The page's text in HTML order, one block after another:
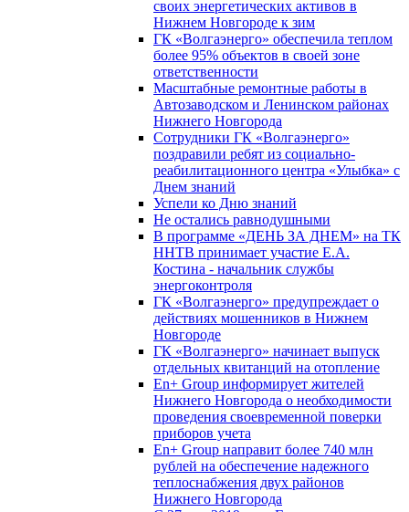
своих энергетических активов в
Нижнем Новгороде к зим
ГК «Волгаэнерго» обеспечила теплом
более 95% объектов в своей зоне
ответственности
Масштабные ремонтные работы в
Автозаводском и Ленинском районах
Нижнего Новгорода
Сотрудники ГК «Волгаэнерго»
поздравили ребят из социально-
реабилитационного центра «Улыбка» с
Днем знаний
Успели ко Дню знаний
Не остались равнодушными
В программе «ДЕНЬ ЗА ДНЕМ» на ТК
ННТВ принимает участие Е.А.
Костина - начальник службы
энергоконтроля
ГК «Волгаэнерго» предупреждает о
действиях мошенников в Нижнем
Новгороде
ГК «Волгаэнерго» начинает выпуск
отдельных квитанций на отопление
En+ Group информирует жителей
Нижнего Новгорода о необходимости
проведения своевременной поверки
приборов учета
En+ Group направит более 740 млн
рублей на обеспечение надежного
теплоснабжения двух районов
Нижнего Новгорода